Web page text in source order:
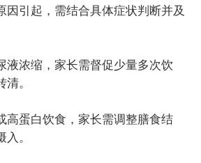
因引起，需结合具体症状判断并及
液浓缩，家长需督促少量多次饮
。
高蛋白饮食，家长需调整膳食结
。